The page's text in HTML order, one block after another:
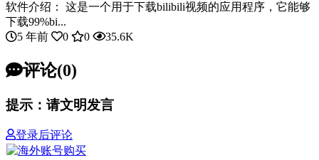
软件介绍： 这是一个用于下载bilibili视频的应用程序，它能够
下载99%bi...
5 年前
0 0 35.6K
评论(0)
提示：请文明发言
登录后评论